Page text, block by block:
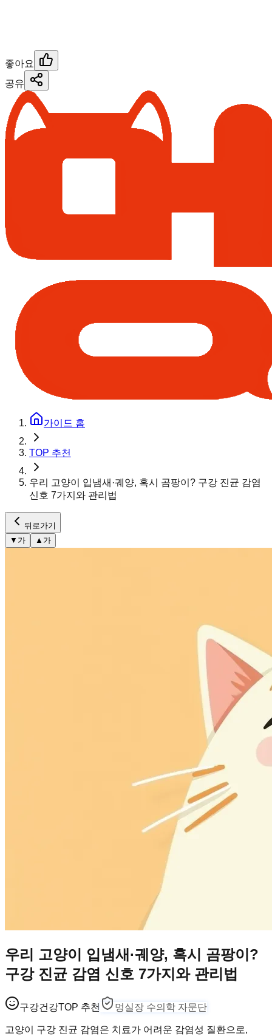
좋아요
공유
가이드 홈
TOP 추천
우리 고양이 입냄새·궤양, 혹시 곰팡이? 구강 진균 감염
신호 7가지와 관리법
뒤로가기
▼ 가 ▲ 가
우리 고양이 입냄새·궤양, 혹시 곰팡이?
구강 진균 감염 신호 7가지와 관리법
구강건강TOP 추천 멍실장 수의학 자문단
고양이 구강 진균 감염은 치료가 어려운 감염성 질환으로,